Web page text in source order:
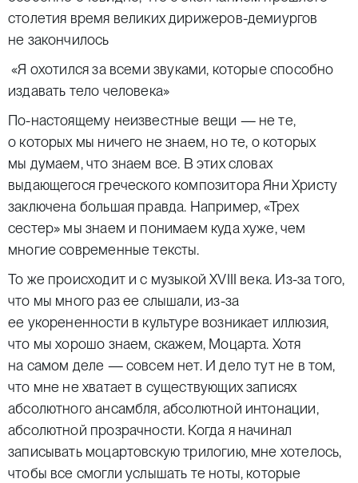
столетия время великих дирижеров-демиургов
не закончилось
«Я охотился за всеми звуками, которые способно
издавать тело человека»
По-настоящему неизвестные вещи — не те,
о которых мы ничего не знаем, но те, о которых
мы думаем, что знаем все. В этих словах
выдающегося греческого композитора Яни Христу
заключена большая правда. Например, «Трех
сестер» мы знаем и понимаем куда хуже, чем
многие современные тексты.
То же происходит и с музыкой XVIII века. Из-за того,
что мы много раз ее слышали, из-за
ее укорененности в культуре возникает иллюзия,
что мы хорошо знаем, скажем, Моцарта. Хотя
на самом деле — совсем нет. И дело тут не в том,
что мне не хватает в существующих записях
абсолютного ансамбля, абсолютной интонации,
абсолютной прозрачности. Когда я начинал
записывать моцартовскую трилогию, мне хотелось,
чтобы все смогли услышать те ноты, которые